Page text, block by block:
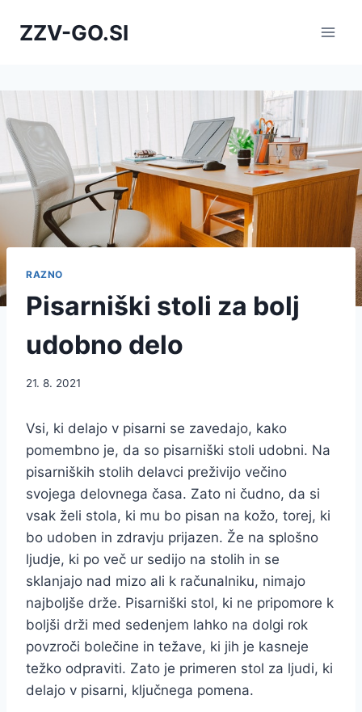
ZZV-GO.SI
RAZNO
Pisarniški stoli za bolj
udobno delo
21. 8. 2021
Vsi, ki delajo v pisarni se zavedajo, kako
pomembno je, da so pisarniški stoli udobni. Na
pisarniških stolih delavci preživijo večino
svojega delovnega časa. Zato ni čudno, da si
vsak želi stola, ki mu bo pisan na kožo, torej, ki
bo udoben in zdravju prijazen. Že na splošno
ljudje, ki po več ur sedijo na stolih in se
sklanjajo nad mizo ali k računalniku, nimajo
najboljše drže. Pisarniški stol, ki ne pripomore k
boljši drži med sedenjem lahko na dolgi rok
povzroči bolečine in težave, ki jih je kasneje
težko odpraviti. Zato je primeren stol za ljudi, ki
delajo v pisarni, ključnega pomena.